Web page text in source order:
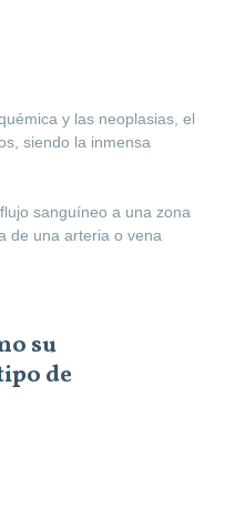
y las neoplasias, el
siendo la inmensa
sanguíneo a una zona
de una arteria o vena
su
de